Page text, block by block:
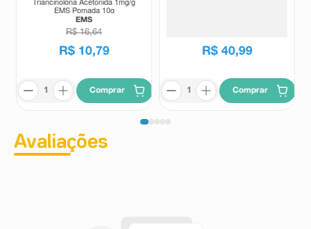
EMS Pomada 10g
EMS
R$ 16,64
R$ 10,79
Comprar
R$ 40,99
Comprar
Avaliações